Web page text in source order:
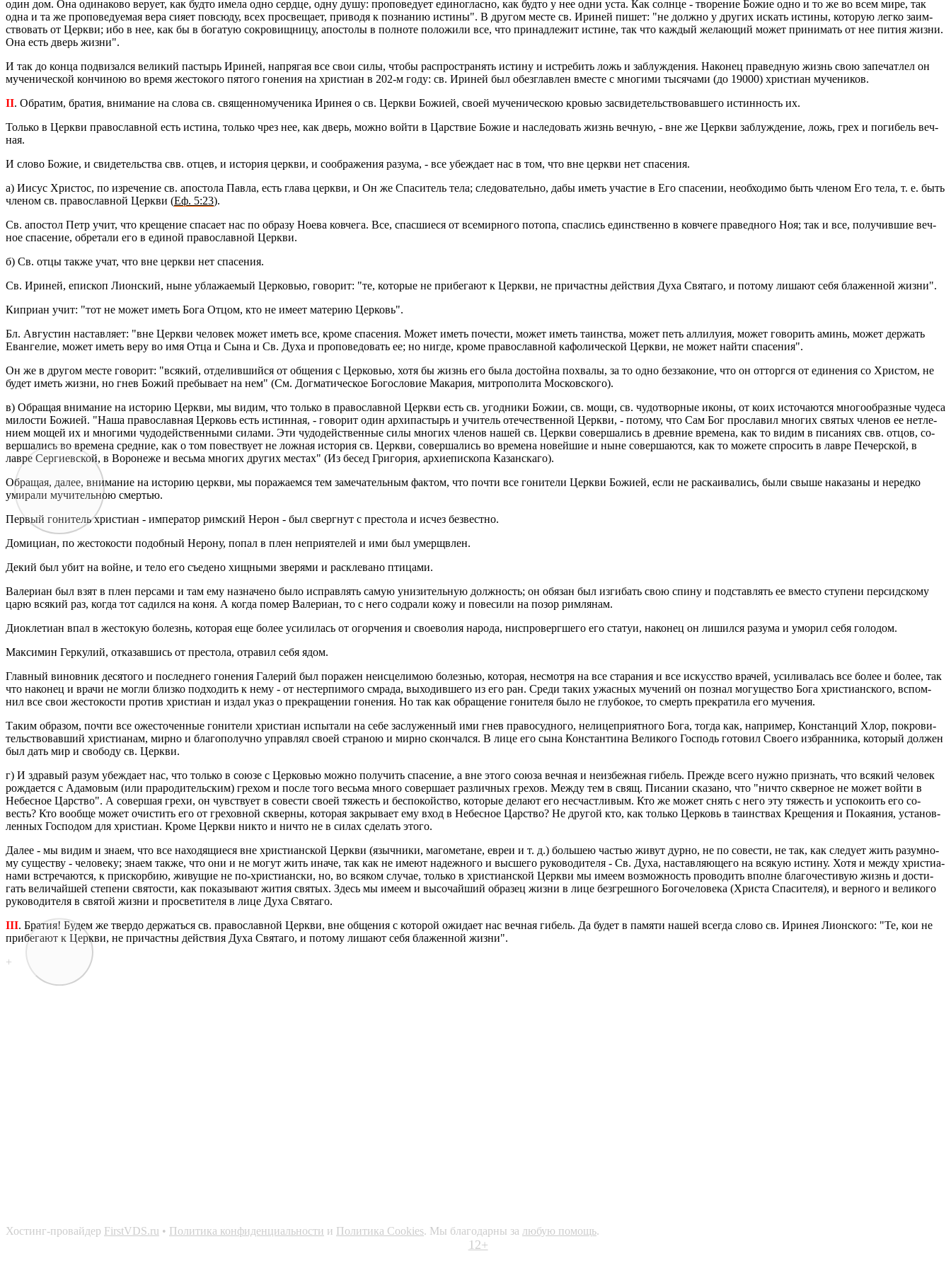
один дом. Она оди­на­ко­во ве­ру­ет, как будто имела одно серд­це, одну душу: про­по­ве­ду­ет еди­но­глас­но, как будто у нее одни уста. Как солн­це - тво­ре­ние Божие одно и то же во всем мире, так
одна и та же про­по­ве­ду­е­мая вера сияет по­всю­ду, всех про­све­ща­ет, при­во­дя к по­зна­нию ис­ти­ны". В дру­гом месте св. Ири­ней пишет: "не долж­но у дру­гих ис­кать ис­ти­ны, ко­то­рую легко за­им­
ство­вать от Церк­ви; ибо в нее, как бы в бо­га­тую со­кро­вищ­ни­цу, апо­сто­лы в пол­но­те по­ло­жи­ли все, что при­над­ле­жит ис­тине, так что каж­дый же­ла­ю­щий может при­ни­мать от нее пития жизни.
Она есть дверь жизни".
И так до конца под­ви­зал­ся ве­ли­кий пас­тырь Ири­ней, на­пря­гая все свои силы, чтобы рас­про­стра­нять ис­ти­ну и ис­тре­бить ложь и за­блуж­де­ния. На­ко­нец пра­вед­ную жизнь свою за­пе­чат­лел он
му­че­ни­че­ской кон­чи­ною во время же­сто­ко­го пя­то­го го­не­ния на хри­сти­ан в 202-м году: св. Ири­ней был обез­глав­лен вме­сте с мно­ги­ми ты­ся­ча­ми (до 19000) хри­сти­ан му­че­ни­ков.
II. Об­ра­тим, бра­тия, вни­ма­ние на слова св. свя­щен­но­му­че­ни­ка Ири­нея о св. Церк­ви Бо­жи­ей, своей му­че­ни­че­скою кро­вью за­сви­де­тель­ство­вав­ше­го ис­тин­ность их.
Толь­ко в Церк­ви пра­во­слав­ной есть ис­ти­на, толь­ко чрез нее, как дверь, можно войти в Цар­ствие Божие и на­сле­до­вать жизнь веч­ную, - вне же Церк­ви за­блуж­де­ние, ложь, грех и по­ги­бель веч­
ная.
И слово Божие, и сви­де­тель­ства свв. отцев, и ис­то­рия церк­ви, и со­об­ра­же­ния ра­зу­ма, - все убеж­да­ет нас в том, что вне церк­ви нет спа­се­ния.
а) Иисус Хри­стос, по из­ре­че­ние св. апо­сто­ла Павла, есть глава церк­ви, и Он же Спа­си­тель тела; сле­до­ва­тель­но, дабы иметь уча­стие в Его спа­се­нии, необ­хо­ди­мо быть чле­ном Его тела, т. е. быть
чле­ном св. пра­во­слав­ной Церк­ви (Еф. 5:23).
Св. апо­стол Петр учит, что кре­ще­ние спа­са­ет нас по об­ра­зу Ноева ков­че­га. Все, спас­ши­е­ся от все­мир­но­го по­то­па, спас­лись един­ствен­но в ков­че­ге пра­вед­но­го Ноя; так и все, по­лу­чив­шие веч­
ное спа­се­ние, об­ре­та­ли его в еди­ной пра­во­слав­ной Церк­ви.
б) Св. отцы также учат, что вне церк­ви нет спа­се­ния.
Св. Ири­ней, епи­скоп Ли­он­ский, ныне убла­жа­е­мый Цер­ко­вью, го­во­рит: "те, ко­то­рые не при­бе­га­ют к Церк­ви, не при­част­ны дей­ствия Духа Свя­та­го, и по­то­му ли­ша­ют себя бла­жен­ной жизни".
Ки­при­ан учит: "тот не может иметь Бога Отцом, кто не имеет ма­те­рию Цер­ковь".
Бл. Ав­гу­стин на­став­ля­ет: "вне Церк­ви че­ло­век может иметь все, кроме спа­се­ния. Может иметь по­че­сти, может иметь та­ин­ства, может петь ал­ли­лу­ия, может го­во­рить аминь, может дер­жать
Еван­ге­лие, может иметь веру во имя Отца и Сына и Св. Духа и про­по­ве­до­вать ее; но нигде, кроме пра­во­слав­ной ка­фо­ли­че­ской Церк­ви, не может найти спа­се­ния".
Он же в дру­гом месте го­во­рит: "вся­кий, от­де­лив­ший­ся от об­ще­ния с Цер­ко­вью, хотя бы жизнь его была до­стой­на по­хва­лы, за то одно без­за­ко­ние, что он от­торг­ся от еди­не­ния со Хри­стом, не
будет иметь жизни, но гнев Божий пре­бы­ва­ет на нем" (См. Дог­ма­ти­че­ское Бо­го­сло­вие Ма­ка­рия, мит­ро­по­ли­та Мос­ков­ско­го).
в) Об­ра­щая вни­ма­ние на ис­то­рию Церк­ви, мы видим, что толь­ко в пра­во­слав­ной Церк­ви есть св. угод­ни­ки Божии, св. мощи, св. чу­до­твор­ные иконы, от коих ис­то­ча­ют­ся мно­го­об­раз­ные чу­де­са
ми­ло­сти Бо­жи­ей. "Наша пра­во­слав­ная Цер­ковь есть ис­тин­ная, - го­во­рит один ар­хи­пас­тырь и учи­тель оте­че­ствен­ной Церк­ви, - по­то­му, что Сам Бог про­сла­вил мно­гих свя­тых чле­нов ее нетле­
ни­ем мощей их и мно­ги­ми чу­до­дей­ствен­ны­ми си­ла­ми. Эти чу­до­дей­ствен­ные силы мно­гих чле­нов нашей св. Церк­ви со­вер­ша­лись в древ­ние вре­ме­на, как то видим в пи­са­ни­ях свв. отцов, со­
вер­ша­лись во вре­ме­на сред­ние, как о том по­вест­ву­ет не лож­ная ис­то­рия св. Церк­ви, со­вер­ша­лись во вре­ме­на но­вей­шие и ныне со­вер­ша­ют­ся, как то мо­же­те спро­сить в лавре Пе­чер­ской, в
лавре Сер­ги­ев­ской, в Во­ро­не­же и весь­ма мно­гих дру­гих ме­стах" (Из бесед Гри­го­рия, ар­хи­епи­ско­па Ка­зан­ска­го).
Об­ра­щая, далее, вни­ма­ние на ис­то­рию церк­ви, мы по­ра­жа­ем­ся тем за­ме­ча­тель­ным фак­том, что почти все го­ни­те­ли Церк­ви Бо­жи­ей, если не рас­ка­и­ва­лись, были свыше на­ка­за­ны и неред­ко
уми­ра­ли му­чи­тель­ною смер­тью.
Пер­вый го­ни­тель хри­сти­ан - им­пе­ра­тор рим­ский Нерон - был сверг­нут с пре­сто­ла и исчез без­вест­но.
До­ми­ци­ан, по же­сто­ко­сти по­доб­ный Неро­ну, попал в плен непри­я­те­лей и ими был умерщ­влен.
Декий был убит на войне, и тело его съе­де­но хищ­ны­ми зве­ря­ми и рас­кле­ва­но пти­ца­ми.
Ва­ле­ри­ан был взят в плен пер­са­ми и там ему на­зна­че­но было ис­прав­лять самую уни­зи­тель­ную долж­ность; он обя­зан был из­ги­бать свою спину и под­став­лять ее вме­сто сту­пе­ни пер­сид­ско­му
царю вся­кий раз, когда тот са­дил­ся на коня. А когда помер Ва­ле­ри­ан, то с него со­дра­ли кожу и по­ве­си­ли на позор рим­ля­нам.
Дио­кле­ти­ан впал в же­сто­кую бо­лезнь, ко­то­рая еще более уси­ли­лась от огор­че­ния и свое­во­лия на­ро­да, нис­про­верг­ше­го его ста­туи, на­ко­нец он ли­шил­ся ра­зу­ма и умо­рил себя го­ло­дом.
Мак­си­мин Гер­ку­лий, от­ка­зав­шись от пре­сто­ла, отра­вил себя ядом.
Глав­ный ви­нов­ник де­ся­то­го и по­след­не­го го­не­ния Га­ле­рий был по­ра­жен неис­це­ли­мою бо­лез­нью, ко­то­рая, несмот­ря на все ста­ра­ния и все ис­кус­ство вра­чей, уси­ли­ва­лась все более и более, так
что на­ко­нец и врачи не могли близ­ко под­хо­дить к нему - от нестер­пи­мо­го смра­да, вы­хо­див­ше­го из его ран. Среди таких ужас­ных му­че­ний он по­знал мо­гу­ще­ство Бога хри­сти­ан­ско­го, вспом­
нил все свои же­сто­ко­сти про­тив хри­сти­ан и издал указ о пре­кра­ще­нии го­не­ния. Но так как об­ра­ще­ние го­ни­те­ля было не глу­бо­кое, то смерть пре­кра­ти­ла его му­че­ния.
Таким об­ра­зом, почти все оже­сто­чен­ные го­ни­те­ли хри­сти­ан ис­пы­та­ли на себе за­слу­жен­ный ими гнев пра­во­суд­но­го, нели­це­при­ят­но­го Бога, тогда как, на­при­мер, Кон­стан­ций Xлор, по­кро­ви­
тель­ство­вав­ший хри­сти­а­нам, мирно и бла­го­по­луч­но управ­лял своей стра­ною и мирно скон­чал­ся. В лице его сына Кон­стан­ти­на Ве­ли­ко­го Гос­подь го­то­вил Сво­е­го из­бран­ни­ка, ко­то­рый дол­жен
был дать мир и сво­бо­ду св. Церк­ви.
г) И здра­вый разум убеж­да­ет нас, что толь­ко в союзе с Цер­ко­вью можно по­лу­чить спа­се­ние, а вне этого союза веч­ная и неиз­беж­ная ги­бель. Пре­жде всего нужно при­знать, что вся­кий че­ло­век
рож­да­ет­ся с Ада­мо­вым (или пра­ро­ди­тель­ским) гре­хом и после того весь­ма много со­вер­ша­ет раз­лич­ных гре­хов. Между тем в свящ. Пи­са­нии ска­за­но, что "ничто сквер­ное не может войти в
Небес­ное Цар­ство". А со­вер­шая грехи, он чув­ству­ет в со­ве­сти своей тя­жесть и бес­по­кой­ство, ко­то­рые де­ла­ют его несчаст­ли­вым. Кто же может снять с него эту тя­жесть и успо­ко­ить его со­
весть? Кто во­об­ще может очи­стить его от гре­хов­ной сквер­ны, ко­то­рая за­кры­ва­ет ему вход в Небес­ное Цар­ство? Не дру­гой кто, как толь­ко Цер­ковь в та­ин­ствах Кре­ще­ния и По­ка­я­ния, уста­нов­
лен­ных Гос­по­дом для хри­сти­ан. Кроме Церк­ви никто и ничто не в силах сде­лать этого.
Далее - мы видим и знаем, что все на­хо­дя­щи­е­ся вне хри­сти­ан­ской Церк­ви (языч­ни­ки, ма­го­ме­тане, евреи и т. д.) боль­шею ча­стью живут дурно, не по со­ве­сти, не так, как сле­ду­ет жить ра­зум­но­
му су­ще­ству - че­ло­ве­ку; знаем также, что они и не могут жить иначе, так как не имеют на­деж­но­го и выс­ше­го ру­ко­во­ди­те­ля - Св. Духа, на­став­ля­ю­ще­го на вся­кую ис­ти­ну. Хотя и между хри­сти­а­
на­ми встре­ча­ют­ся, к при­скор­бию, жи­ву­щие не по-хри­сти­ан­ски, но, во вся­ком слу­чае, толь­ко в хри­сти­ан­ской Церк­ви мы имеем воз­мож­ность про­во­дить вполне бла­го­че­сти­вую жизнь и до­сти­
гать ве­ли­чай­шей сте­пе­ни свя­то­сти, как по­ка­зы­ва­ют жития свя­тых. Здесь мы имеем и вы­со­чай­ший об­ра­зец жизни в лице без­греш­но­го Бо­го­че­ло­ве­ка (Хри­ста Спа­си­те­ля), и вер­но­го и ве­ли­ко­го
ру­ко­во­ди­те­ля в свя­той жизни и про­све­ти­те­ля в лице Духа Свя­та­го.
III. Бра­тия! Будем же твер­до дер­жать­ся св. пра­во­слав­ной Церк­ви, вне об­ще­ния с ко­то­рой ожи­да­ет нас веч­ная ги­бель. Да будет в па­мя­ти нашей все­гда слово св. Ири­нея Ли­он­ско­го: "Те, кои не
при­бе­га­ют к Церк­ви, не при­част­ны дей­ствия Духа Свя­та­го, и по­то­му ли­ша­ют себя бла­жен­ной жизни".
+
Хостинг-провайдер FirstVDS.ru • Политика конфиденциальности и Политика Cookies. Мы благодарны за любую помощь.
12+